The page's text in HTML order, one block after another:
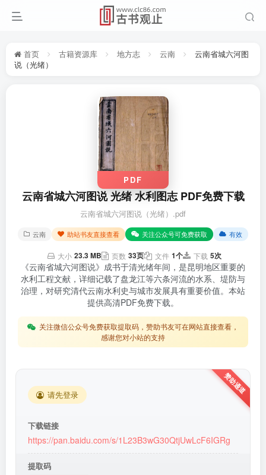
首页 古籍资源库 地方志 云南
云南省城六河图
说（光绪）
PDF
云南省城六河图说 光绪 水利图志 PDF免费下载
云南省城六河图说（光绪）.pdf
云南 助站书友直接查看 关注公众号可免费获取 有效
大小 23.3 MB 页数 33页 文件 1个 下载 5次
《云南省城六河图说》成书于清光绪年间，是昆明地区重要的
水利工程文献，详细记载了盘龙江等六条河流的水系、堤防与
治理，对研究清代云南水利史与城市发展具有重要价值。本站
提供高清PDF免费下载。
关注微信公众号免费获取提取码，赞助书友可在网站直接查看，
感谢您对小站的支持
请先登录
下载链接
https://pan.baidu.com/s/1L23B3wG30QtjUwLcF6IGRg
提取码